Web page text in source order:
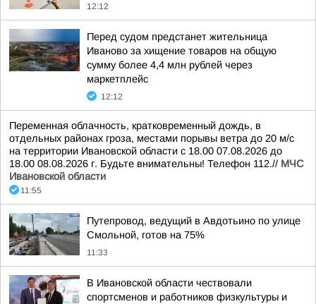
12:12
Перед судом предстанет жительница
Иваново за хищение товаров на общую
сумму более 4,4 млн рублей через
маркетплейс
12:12
Переменная облачность, кратковременный дождь, в
отдельных районах гроза, местами порывы ветра до 20 м/с
на территории Ивановской области с 18.00 07.08.2026 до
18.00 08.08.2026 г. Будьте внимательны! Телефон 112.// МЧС
Ивановской области
11:55
Путепровод, ведущий в Авдотьино по улице
Смольной, готов на 75%
11:33
В Ивановской области чествовали
спортсменов и работников физкультуры и